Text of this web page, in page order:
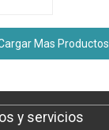
Mas Productos
y servicios